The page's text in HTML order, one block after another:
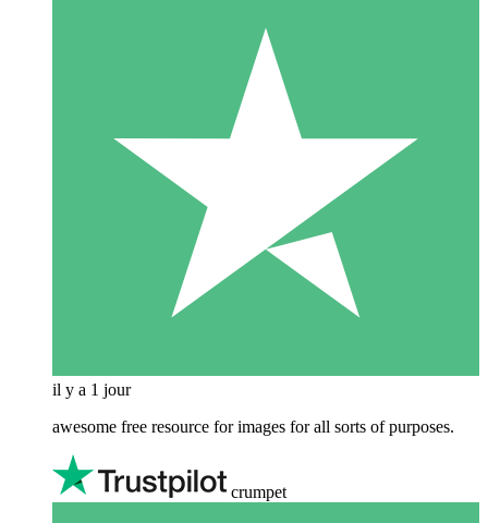
il y a 1 jour
awesome free resource for images for all sorts of purposes.
crumpet